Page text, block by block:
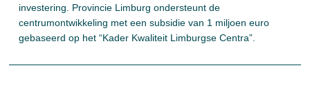
investering. Provincie Limburg ondersteunt de
centrumontwikkeling met een subsidie van 1 miljoen euro
gebaseerd op het “Kader Kwaliteit Limburgse Centra”.